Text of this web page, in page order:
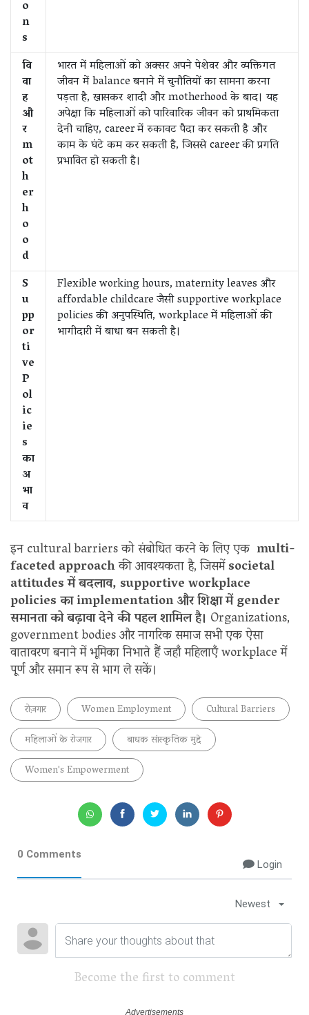
o
n
s
वि
वा
ह
औ
र
m
ot
h
er
h
o
o
d
भारत में महिलाओं को अक्सर अपने पेशेवर और व्यक्तिगत
जीवन में balance बनाने में चुनौतियों का सामना करना
पड़ता है, खासकर शादी और motherhood के बाद। यह
अपेक्षा कि महिलाओं को पारिवारिक जीवन को प्राथमिकता
देनी चाहिए, career में रुकावट पैदा कर सकती है और
काम के घंटे कम कर सकती है, जिससे career की प्रगति
प्रभावित हो सकती है।
S
u
pp
or
ti
ve
P
ol
ic
ie
s
का
अ
भा
व
Flexible working hours, maternity leaves और
affordable childcare जैसी supportive workplace
policies की अनुपस्थिति, workplace में महिलाओं की
भागीदारी में बाधा बन सकती है।
इन cultural barriers को संबोधित करने के लिए एक multi-
faceted approachकी आवश्यकता है, जिसमेंsocietal
attitudes में बदलाव, supportive workplace
policies का implementation और शिक्षा में gender
समानता को बढ़ावा देने की पहल शामिल है। Organizations,
government bodies और नागरिक समाज सभी एक ऐसा
वातावरण बनाने में भूमिका निभाते हैं जहाँ महिलाएँ workplace में
पूर्ण और समान रूप से भाग ले सकें।
रोज़गार Women Employment
Cultural Barriers
महिलाओं के रोजगार
बाधक सांस्कृतिक मुद्दे
Women's Empowerment
0 Comments
Login
Newest
Become the first to comment